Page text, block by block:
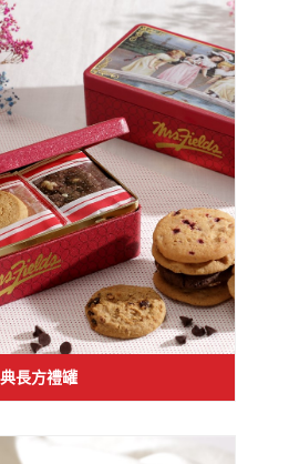
長方禮罐